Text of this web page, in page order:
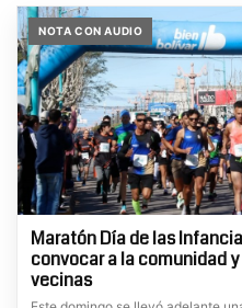
NOTA CON AUDIO
Maratón Día de las
convocar a la comunidad
vecinas